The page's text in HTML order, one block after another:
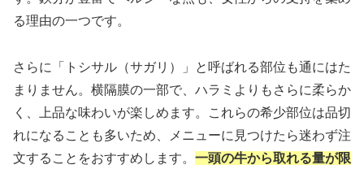
る理由の一つです。
さらに「トシサル（サガリ）」と呼ばれる部位も通にはた
まりません。横隔膜の一部で、ハラミよりもさらに柔らか
く、上品な味わいが楽しめます。これらの希少部位は品切
れになることも多いため、メニューに見つけたら迷わず注
文することをおすすめします。 一頭の牛から取れる量が限